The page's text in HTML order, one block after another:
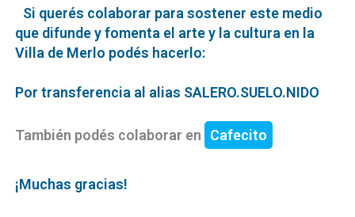
Si querés colaborar para sostener este medio
que difunde y fomenta el arte y la cultura en la
Villa de Merlo podés hacerlo:
Por transferencia al alias SALERO.SUELO.NIDO
También podés colaborar en Cafecito
¡Muchas gracias!